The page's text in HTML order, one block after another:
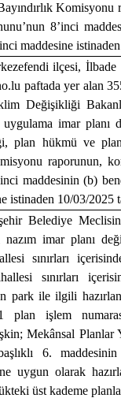
8’inci
maddesine
ilçesi, İlbade
paftada yer alan
Değişikliği
imar
plan hükmü ve
raporunun,
maddesinin (b)
istinaden 10/03/
Belediye
nazım imar planı
sınırları
sınırları
park ile ilgili
plan işlem
Mekânsal Planlar
6.
uygun olarak
üst kademe